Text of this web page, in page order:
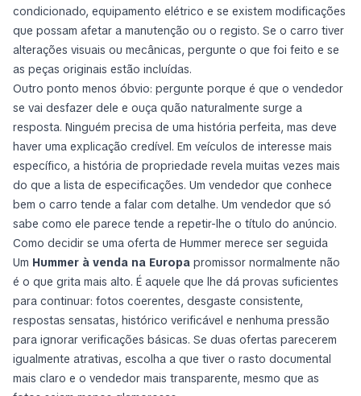
condicionado, equipamento elétrico e se existem modificações
que possam afetar a manutenção ou o registo. Se o carro tiver
alterações visuais ou mecânicas, pergunte o que foi feito e se
as peças originais estão incluídas.
Outro ponto menos óbvio: pergunte porque é que o vendedor
se vai desfazer dele e ouça quão naturalmente surge a
resposta. Ninguém precisa de uma história perfeita, mas deve
haver uma explicação credível. Em veículos de interesse mais
específico, a história de propriedade revela muitas vezes mais
do que a lista de especificações. Um vendedor que conhece
bem o carro tende a falar com detalhe. Um vendedor que só
sabe como ele parece tende a repetir-lhe o título do anúncio.
Como decidir se uma oferta de Hummer merece ser seguida
Um Hummer à venda na Europa promissor normalmente não
é o que grita mais alto. É aquele que lhe dá provas suficientes
para continuar: fotos coerentes, desgaste consistente,
respostas sensatas, histórico verificável e nenhuma pressão
para ignorar verificações básicas. Se duas ofertas parecerem
igualmente atrativas, escolha a que tiver o rasto documental
mais claro e o vendedor mais transparente, mesmo que as